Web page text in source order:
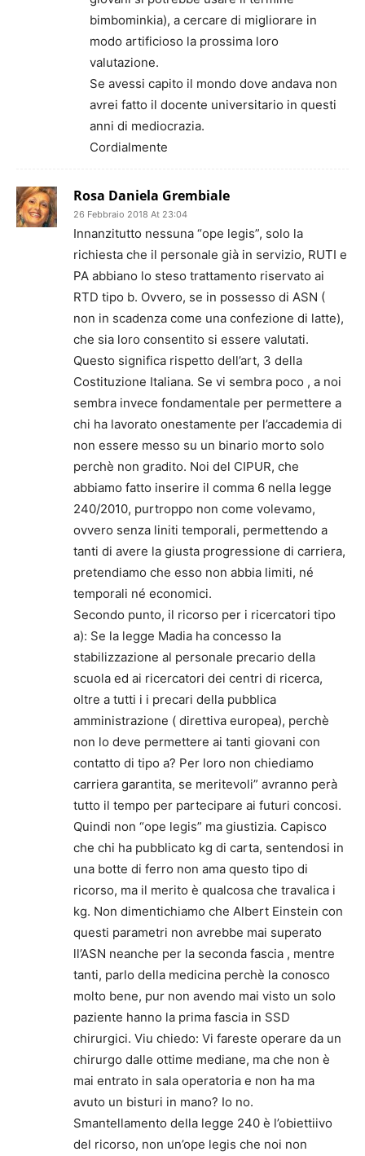
bimbominkia), a cercare di migliorare in
modo artificioso la prossima loro
valutazione.
Se avessi capito il mondo dove andava non
avrei fatto il docente universitario in questi
anni di mediocrazia.
Cordialmente
Rosa Daniela Grembiale
26 Febbraio 2018 At 23:04
Innanzitutto nessuna “ope legis”, solo la
richiesta che il personale già in servizio, RUTI e
PA abbiano lo steso trattamento riservato ai
RTD tipo b. Ovvero, se in possesso di ASN (
non in scadenza come una confezione di latte),
che sia loro consentito si essere valutati.
Questo significa rispetto dell’art, 3 della
Costituzione Italiana. Se vi sembra poco , a noi
sembra invece fondamentale per permettere a
chi ha lavorato onestamente per l’accademia di
non essere messo su un binario morto solo
perchè non gradito. Noi del CIPUR, che
abbiamo fatto inserire il comma 6 nella legge
240/2010, purtroppo non come volevamo,
ovvero senza liniti temporali, permettendo a
tanti di avere la giusta progressione di carriera,
pretendiamo che esso non abbia limiti, né
temporali né economici.
Secondo punto, il ricorso per i ricercatori tipo
a): Se la legge Madia ha concesso la
stabilizzazione al personale precario della
scuola ed ai ricercatori dei centri di ricerca,
oltre a tutti i i precari della pubblica
amministrazione ( direttiva europea), perchè
non lo deve permettere ai tanti giovani con
contatto di tipo a? Per loro non chiediamo
carriera garantita, se meritevoli” avranno perà
tutto il tempo per partecipare ai futuri concosi.
Quindi non “ope legis” ma giustizia. Capisco
che chi ha pubblicato kg di carta, sentendosi in
una botte di ferro non ama questo tipo di
ricorso, ma il merito è qualcosa che travalica i
kg. Non dimentichiamo che Albert Einstein con
questi parametri non avrebbe mai superato
ll’ASN neanche per la seconda fascia , mentre
tanti, parlo della medicina perchè la conosco
molto bene, pur non avendo mai visto un solo
paziente hanno la prima fascia in SSD
chirurgici. Viu chiedo: Vi fareste operare da un
chirurgo dalle ottime mediane, ma che non è
mai entrato in sala operatoria e non ha ma
avuto un bisturi in mano? Io no.
Smantellamento della legge 240 è l’obiettiivo
del ricorso, non un’ope legis che noi non